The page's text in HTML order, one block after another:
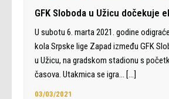
GFK Sloboda u Užicu dočekuje
U subotu 6. marta 2021. godine
kola Srpske lige Zapad između GFK
u Užicu, na gradskom stadionu s
časova. Utakmica se igra…
[…]
03/03/2021